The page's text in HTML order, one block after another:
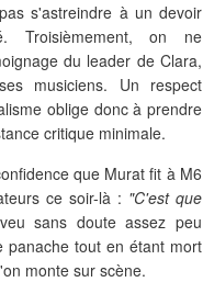
s'astreindre à un devoir
Troisièmement, on ne
du leader de Clara,
musiciens. Un respect
oblige donc à prendre
critique minimale.
que Murat fit à M6
ce soir-là : "C'est que
sans doute assez peu
panache tout en étant mort
monte sur scène.